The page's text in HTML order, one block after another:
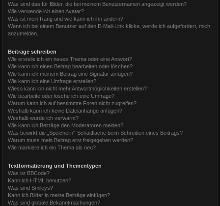
Was sind das für Bilder, die bei meinem Benutzernamen angezeigt werden?
Wie verwende ich einen Avatar?
Was ist mein Rang und wie kann ich ihn ändern?
Wenn ich bei einem Benutzer auf den E-Mail-Link klicke, werde ich aufgefordert, mich
anzumelden.
Beiträge schreiben
Wie erstelle ich ein neues Thema oder eine Antwort?
Wie kann ich einen Beitrag bearbeiten oder löschen?
Wie kann ich meinem Beitrag eine Signatur anfügen?
Wie kann ich eine Umfrage erstellen?
Wieso kann ich nicht mehr Antwortmöglichkeiten erstellen?
Wie bearbeite oder lösche ich eine Umfrage?
Warum kann ich auf bestimmte Foren nicht zugreifen?
Weshalb kann ich keine Dateianhänge anfügen?
Weshalb wurde ich verwarnt?
Wie kann ich Beiträge den Moderatoren melden?
Was bewirkt die „Speichern“-Schaltfläche beim Schreiben eines Beitrags?
Warum muss mein Beitrag erst freigegeben werden?
Wie markiere ich ein Thema als neu?
Textformatierung und Thementypen
Was ist BBCode?
Kann ich HTML benutzen?
Was sind Smileys?
Kann ich Bilder in meine Beiträge einfügen?
Was sind globale Bekanntmachungen?